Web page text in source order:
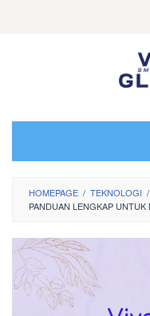
HOMEPAGE / TEKNOLOGI /
PANDUAN LENGKAP UNTUK